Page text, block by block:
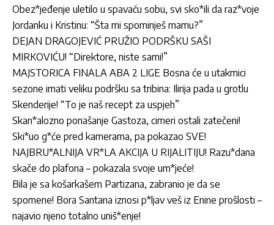
Obez*jeđenje uletilo u spavaću sobu, svi sko*ili da raz*voje
Jordanku i Kristinu: “Šta mi spominješ mamu?”
DEJAN DRAGOJEVIĆ PRUŽIO PODRŠKU SAŠI
MIRKOVIĆU! “Direktore, niste sami!”
MAJSTORICA FINALA ABA 2 LIGE Bosna će u utakmici
sezone imati veliku podršku sa tribina: Ilirija pada u grotlu
Skenderije! “To je naš recept za uspjeh”
Skan*alozno ponašanje Gastoza, cimeri ostali zatečeni!
Ski*uo g*će pred kamerama, pa pokazao SVE!
NAJBRU*ALNIJA VR*LA AKCIJA U RIJALITIJU! Razu*dana
skače do plafona – pokazala svoje um*jeće!
Bila je sa košarkašem Partizana, zabranio je da se
spomene! Bora Santana iznosi p*ljav veš iz Enine prošlosti –
najavio njeno totalno uniš*enje!